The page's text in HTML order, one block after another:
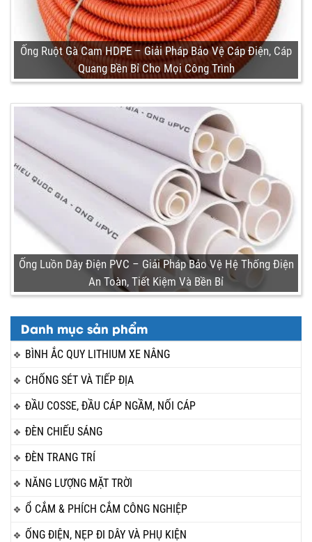
Danh mục sản phẩm
BÌNH ẮC QUY LITHIUM XE NÂNG
CHỐNG SÉT VÀ TIẾP ĐỊA
ĐẦU COSSE, ĐẦU CÁP NGẦM, NỐI CÁP
ĐÈN CHIẾU SÁNG
ĐÈN TRANG TRÍ
NĂNG LƯỢNG MẶT TRỜI
Ổ CẮM & PHÍCH CẮM CÔNG NGHIỆP
ỐNG ĐIỆN, NẸP ĐI DÂY VÀ PHỤ KIỆN
Ống Ruột Gà Cam HDPE – Giải Pháp Bảo Vệ Cáp Điện, Cáp
Quang Bền Bỉ Cho Mọi Công Trình
Ống Luồn Dây Điện PVC – Giải Pháp Bảo Vệ Hệ Thống Điện
An Toàn, Tiết Kiệm Và Bền Bỉ